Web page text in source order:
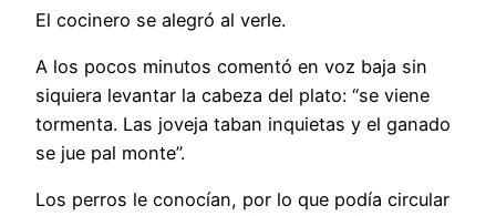
El cocinero se alegró al verle.
A los pocos minutos comentó en voz baja sin
siquiera levantar la cabeza del plato: “se viene
tormenta. Las joveja taban inquietas y el ganado
se jue pal monte”.
Los perros le conocían, por lo que podía circular